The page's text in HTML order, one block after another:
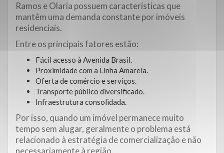
Ramos e Olaria possuem características que
mantêm uma demanda constante por imóveis
residenciais.
Entre os principais fatores estão:
Fácil acesso à Avenida Brasil.
Proximidade com a Linha Amarela.
Oferta de comércio e serviços.
Transporte público diversificado.
Infraestrutura consolidada.
Por isso, quando um imóvel permanece muito
tempo sem alugar, geralmente o problema está
relacionado à estratégia de comercialização e não
necessariamente à região.